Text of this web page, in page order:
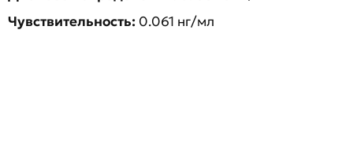
Чувствительность: 0.061 нг/мл